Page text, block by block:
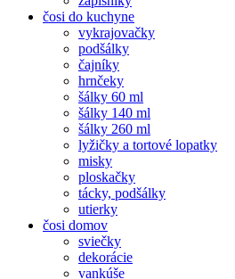
čosi do kuchyne
vykrajovačky
podšálky
čajníky
hrnčeky
šálky 60 ml
šálky 140 ml
šálky 260 ml
lyžičky a tortové lopatky
misky
ploskačky
tácky, podšálky
utierky
čosi domov
sviečky
dekorácie
vankúše